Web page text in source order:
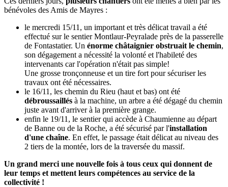
bénévoles des Amis de Mayres :
le mercredi 15/11, un important et très délicat travail a été
effectué sur le sentier Montlaur-Peyralade près de la passerelle
de Fontastatier. Un énorme châtaignier obstruait le chemin,
son dégagement a nécessité la volonté et l'habileté des
intervenants car l'opération n'était pas simple!
Une grosse tronçonneuse et un tire fort pour sécuriser les
travaux ont été nécessaires.
le 16/11, les chemin du Rieu (haut et bas) ont été
débroussaillés à la machine, un arbre a été dégagé du chemin
juste avant d'arriver à la première grange.
enfin le 19/11, le sentier qui accède à Chaumienne au départ
de Banne ou de la Roche, a été sécurisé par l'installation
d'une chaîne. En effet, le passage était délicat au niveau des
2 tiers de la montée, lors de la traversée du massif.
Un grand merci une nouvelle fois à tous ceux qui donnent de
leur temps et mettent leurs compétences au service de la
collectivité !